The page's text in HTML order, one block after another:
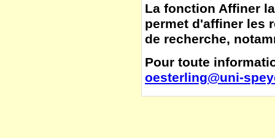
La fonction Affiner
permet d'affiner les
de recherche,
Pour toute
oesterling@uni-